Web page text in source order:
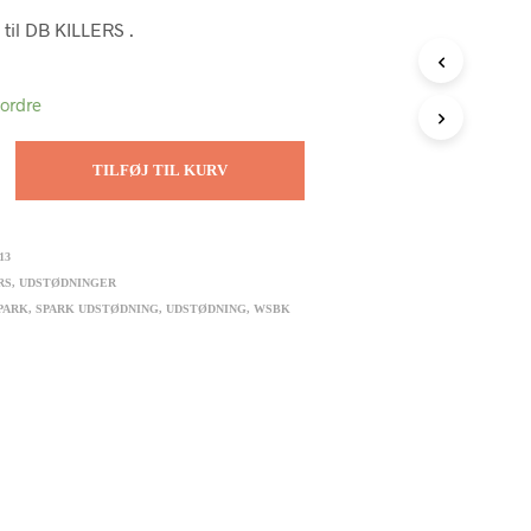
DB KILLERS .
TILFØJ TIL KURV
,UDSTØDNINGER
,SPARK UDSTØDNING,UDSTØDNING,WSBK